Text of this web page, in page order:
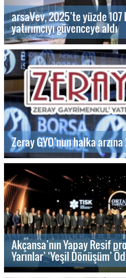
arsaVev, 2025’te yüzde 107
yatırımcıyı güvenceye aldı
Zeray GYO’nun halka
Akçansa’nın Yapay Resif
Yarınlar’ ‘Yeşil Dönüşüm’